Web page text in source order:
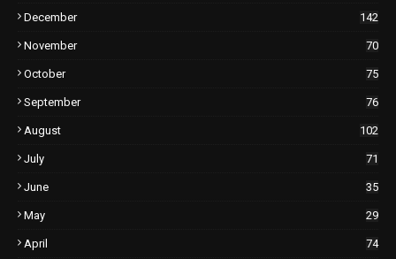
December 142
November 70
October 75
September 76
August 102
July 71
June 35
May 29
April 74